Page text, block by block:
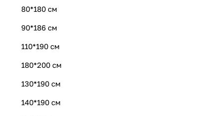
80*180 см
90*186 см
110*190 см
180*200 см
130*190 см
140*190 см